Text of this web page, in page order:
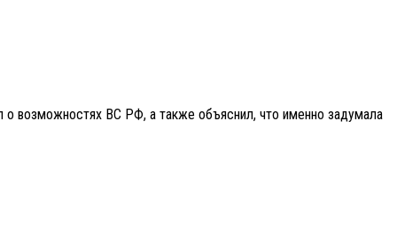
о возможностях ВС РФ, а также объяснил, что именно задумала